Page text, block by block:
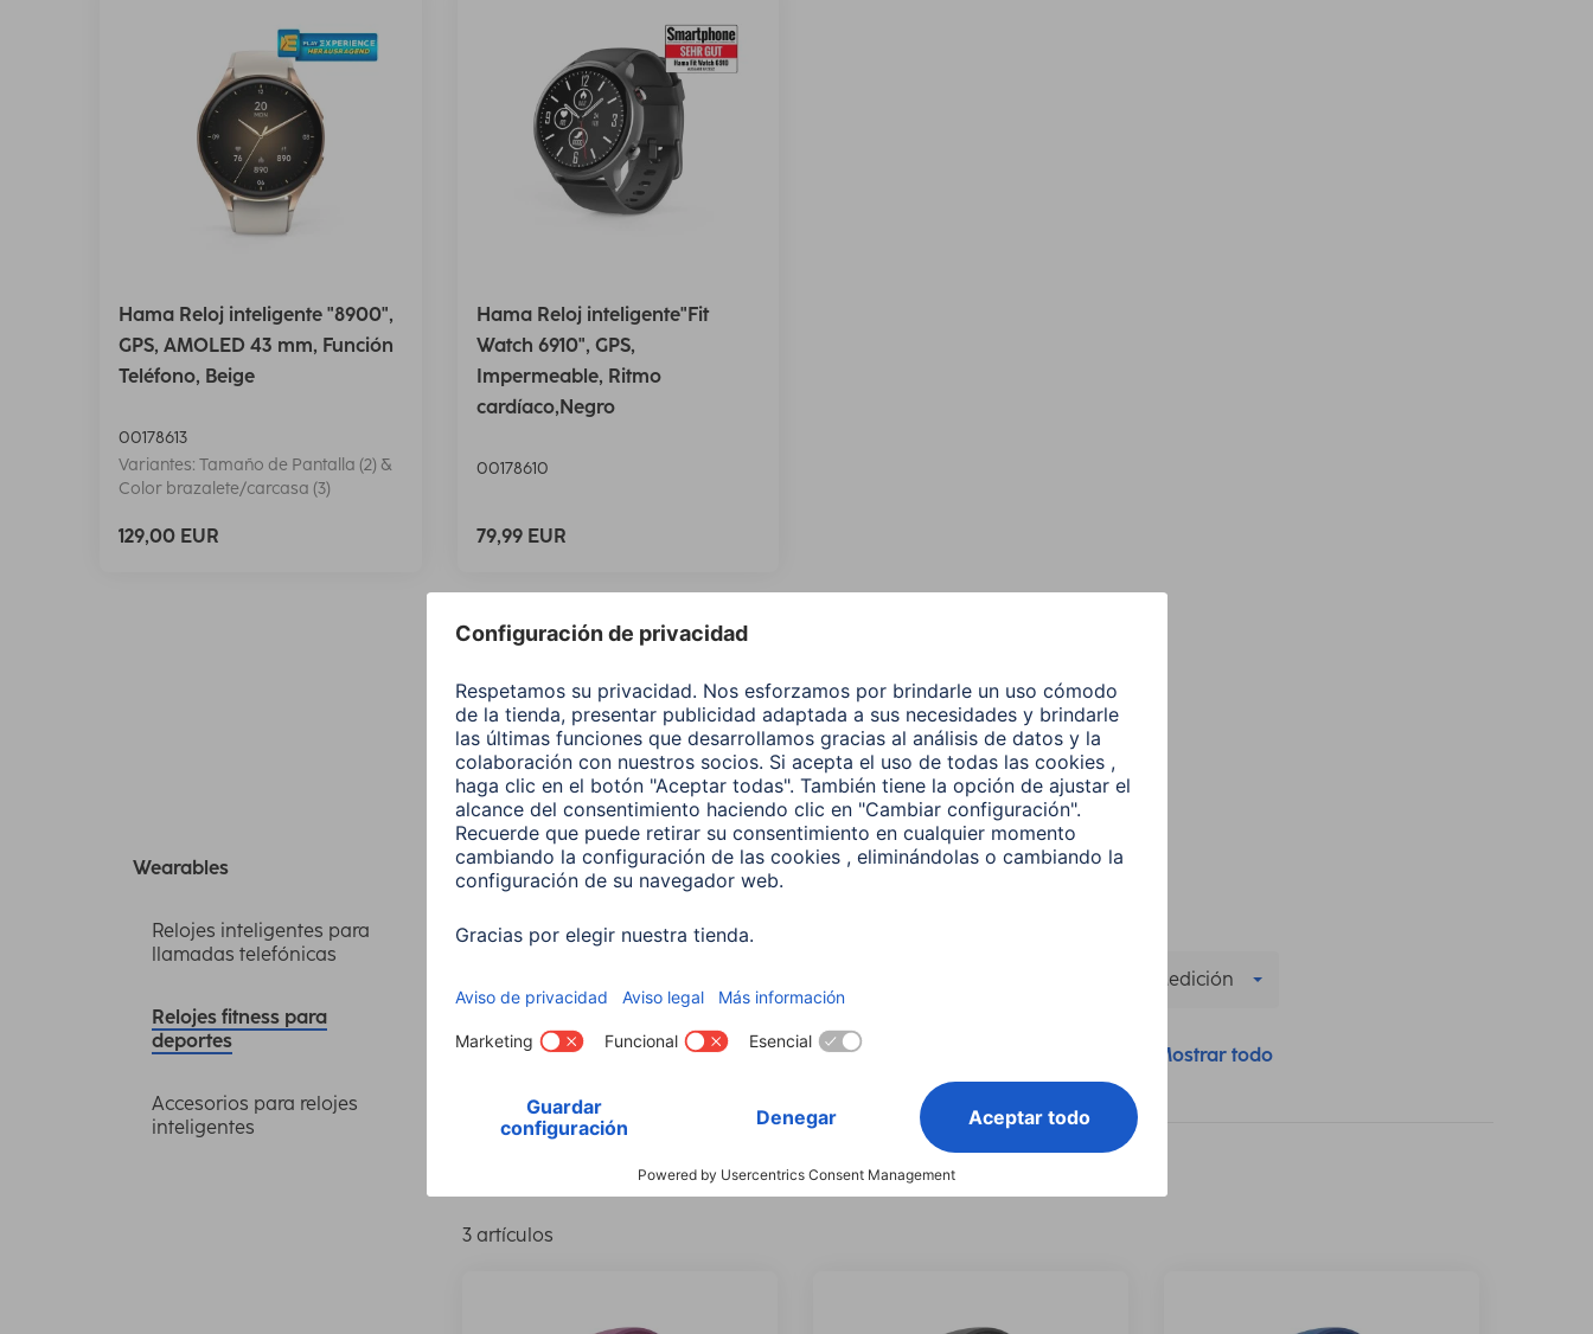
Hama Reloj inteligente "8900",
GPS, AMOLED 43 mm, Función
Teléfono, Beige
00178613
Variantes: Tamaño de Pantalla (2) &
Color brazalete/carcasa (3)
129,00 EUR
Hama Reloj inteligente"Fit
Watch 6910", GPS,
Impermeable, Ritmo
cardíaco,Negro
00178610
79,99 EUR
Wearables
Relojes inteligentes para
llamadas telefónicas
Relojes fitness para
deportes
Accesorios para relojes
inteligentes
Todos los relojes de fitness
Función de Medición
Color de la Carcasa Color de pulsera Mostrar todo
3 artículos